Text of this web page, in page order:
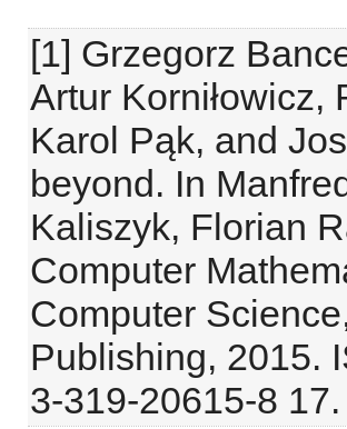
[1] Grzegorz
Artur
Karol Pąk, and
beyond. In
Kaliszyk, Florian
Computer
Computer
Publishing, 2015.
3-319-20615-8 17.